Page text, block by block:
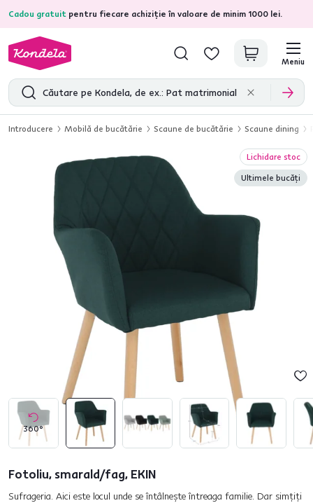
Cadou gratuit pentru fiecare achiziție în valoare de minim 1000 lei.
4,7 31.211 recenzii de produs verificate
Meniu
Introducere Mobilă de bucătărie Scaune de bucătărie Scaune dining
360°
Lichidare stoc
Ultimele bucăți
Fotoliu, smarald/fag, EKIN
Sufrageria. Aici este locul unde se întâlneşte întreaga familie. Dar simţiţi